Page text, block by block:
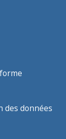
des données